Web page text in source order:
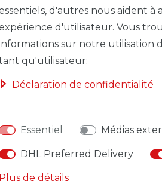
DÉTAILS RESPONSABLE
d'autres nous aident
d'utilisateur. Vous
sur notre utilisation
qu'utilisateur:
Déclaration de confidentialité
Essentiel Médias
DHL Preferred Delivery
Plus de détails